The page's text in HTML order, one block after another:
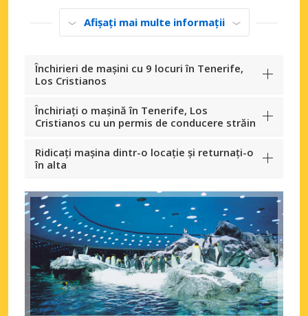
Afișați mai multe informații
Închirieri de mașini cu 9 locuri în Tenerife,
Los Cristianos
Închiriați o mașină în Tenerife, Los
Cristianos cu un permis de conducere străin
Ridicați mașina dintr-o locație și returnați-o
în alta